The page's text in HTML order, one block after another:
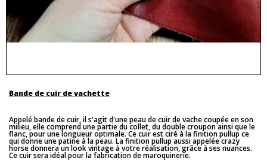
Bande de cuir de vachette
Appelé bande de cuir, il s'agit d'une peau de cuir de vache coupée en son
milieu, elle comprend une partie du collet, du double croupon ainsi que le
flanc, pour une longueur optimale. Ce cuir est ciré à la finition pullup ce
qui donne une patine à la peau. La finition pullup aussi appelée crazy
horse donnera un look vintage à votre réalisation, grâce à ses nuances.
Ce cuir sera idéal pour la fabrication de maroquinerie.